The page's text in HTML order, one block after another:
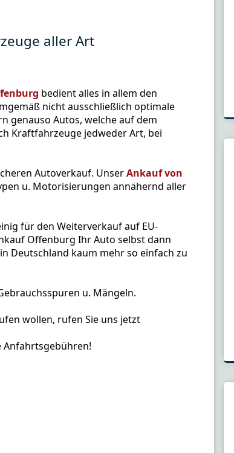
aller Art
bedient alles in allem den
nicht ausschließlich optimale
genauso Autos, welche auf dem
Kraftfahrzeuge jedweder Art, bei
Autoverkauf. UnserAnkauf von
u. Motorisierungen annähernd aller
für den Weiterverkauf auf EU-
Offenburg Ihr Auto selbst dann
Deutschland kaum mehr so einfach zu
u. Mängeln.
wollen, rufen Sie uns jetzt
Anfahrtsgebühren!